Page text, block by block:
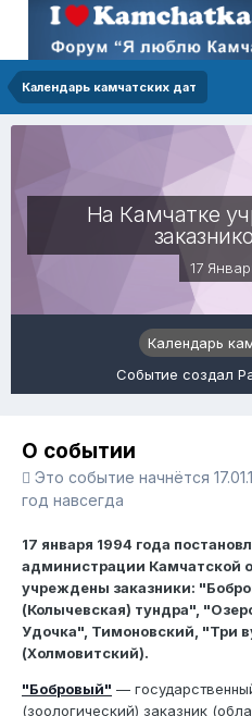
Календарь камчатских дат
На Камчатке
17
Календарь
Событие создал
О событии
Это событие начнётся
год навсегда
17 января 1994 года
администрации Камчатской
учреждены заказники:
(Колычевская) тундра",
Удочка", Тимоновский, "Три
(Холмовитский).
"Бобровый" —
(зоологический) заказник